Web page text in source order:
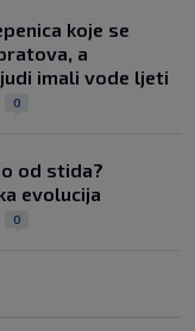
koje se
a
imali vode ljeti
0
od stida?
evolucija
0